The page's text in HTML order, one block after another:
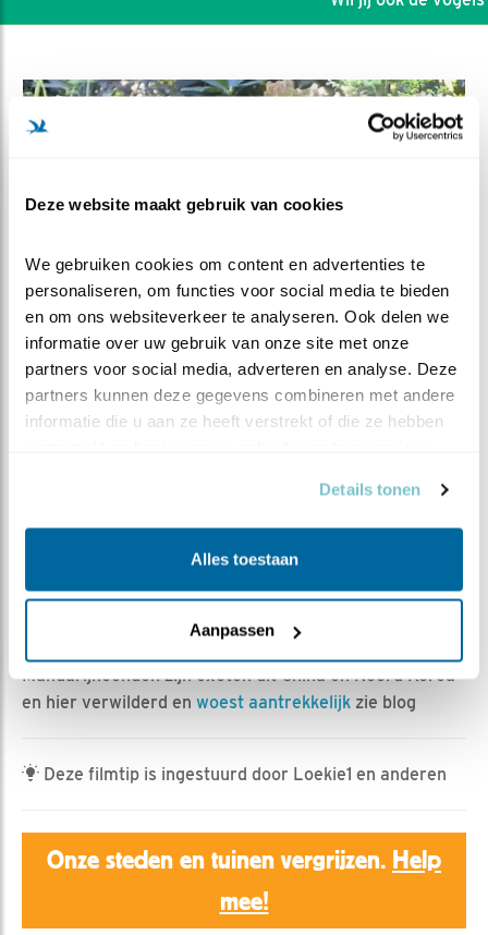
Deze website maakt gebruik van cookies
We gebruiken cookies om content en advertenties te
personaliseren, om functies voor social media te bieden
en om ons websiteverkeer te analyseren. Ook delen we
informatie over uw gebruik van onze site met onze
partners voor social media, adverteren en analyse. Deze
partners kunnen deze gegevens combineren met andere
informatie die u aan ze heeft verstrekt of die ze hebben
Details tonen
Alles toestaan
Aanpassen
DEEL DIT FILMPJE
Christ | Geplaatst op 13 april 2024, 12:30 |
Vind ik
Eten en gegeten worden dat is natuur, kikkervisjes eten
waterinsecten, vogels kikkervisjes, de vos soms een
vogeltje, maar meestal insecten en bosvruchten en
natuurlijk af en toe een muis.
Mandarijneenden zijn exoten uit China en Noord Korea
en hier verwilderd en woest aantrekkelijk zie blog
Deze filmtip is ingestuurd door Loekie1 en anderen
Onze steden en tuinen vergrijzen. Help
mee!